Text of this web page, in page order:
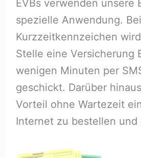
EVBs verwenden unsere
spezielle Anwendung.
Kurzzeitkennzeichen
Stelle eine Versicherung
wenigen Minuten per
geschickt. Darüber
Vorteil ohne Wartezeit
Internet zu bestellen und